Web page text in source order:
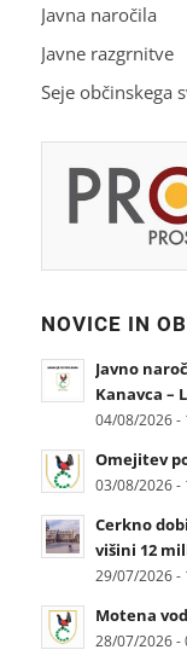
Javna naročila
Javne razgrnitve
Seje občinskega
NOVICE IN
Javno
Kanavca –
04/08/2026 -
Omejitev
03/08/2026 -
Cerkno
višini 12
29/07/2026 -
Motena
28/07/2026 -